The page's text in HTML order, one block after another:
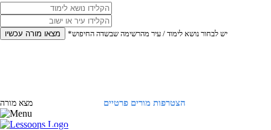
מצאו מורה עכשיו *יש לבחור נושא לימוד / עיר מהרשימה שבשדה החיפוש
הצטרפות מורים פרטיים מצא מורה